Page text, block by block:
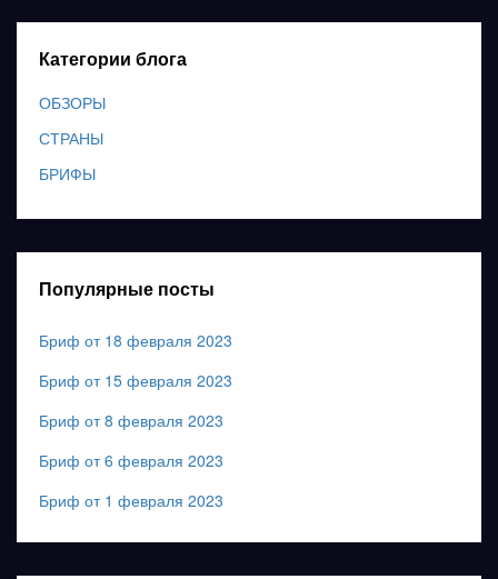
Категории блога
ОБЗОРЫ
СТРАНЫ
БРИФЫ
Популярные посты
Бриф от 18 февраля 2023
Бриф от 15 февраля 2023
Бриф от 8 февраля 2023
Бриф от 6 февраля 2023
Бриф от 1 февраля 2023